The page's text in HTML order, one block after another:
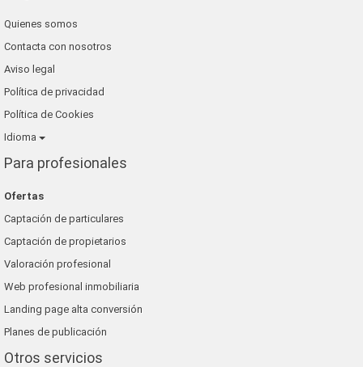
Quienes somos
Contacta con nosotros
Aviso legal
Política de privacidad
Política de Cookies
Idioma
Para profesionales
Ofertas
Captación de particulares
Captación de propietarios
Valoración profesional
Web profesional inmobiliaria
Landing page alta conversión
Planes de publicación
Otros servicios